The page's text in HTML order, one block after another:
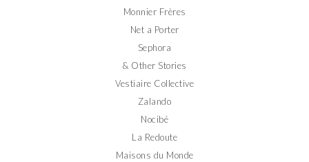
Monnier Frères
Net a Porter
Sephora
& Other Stories
Vestiaire Collective
Zalando
Nocibé
La Redoute
Maisons du Monde